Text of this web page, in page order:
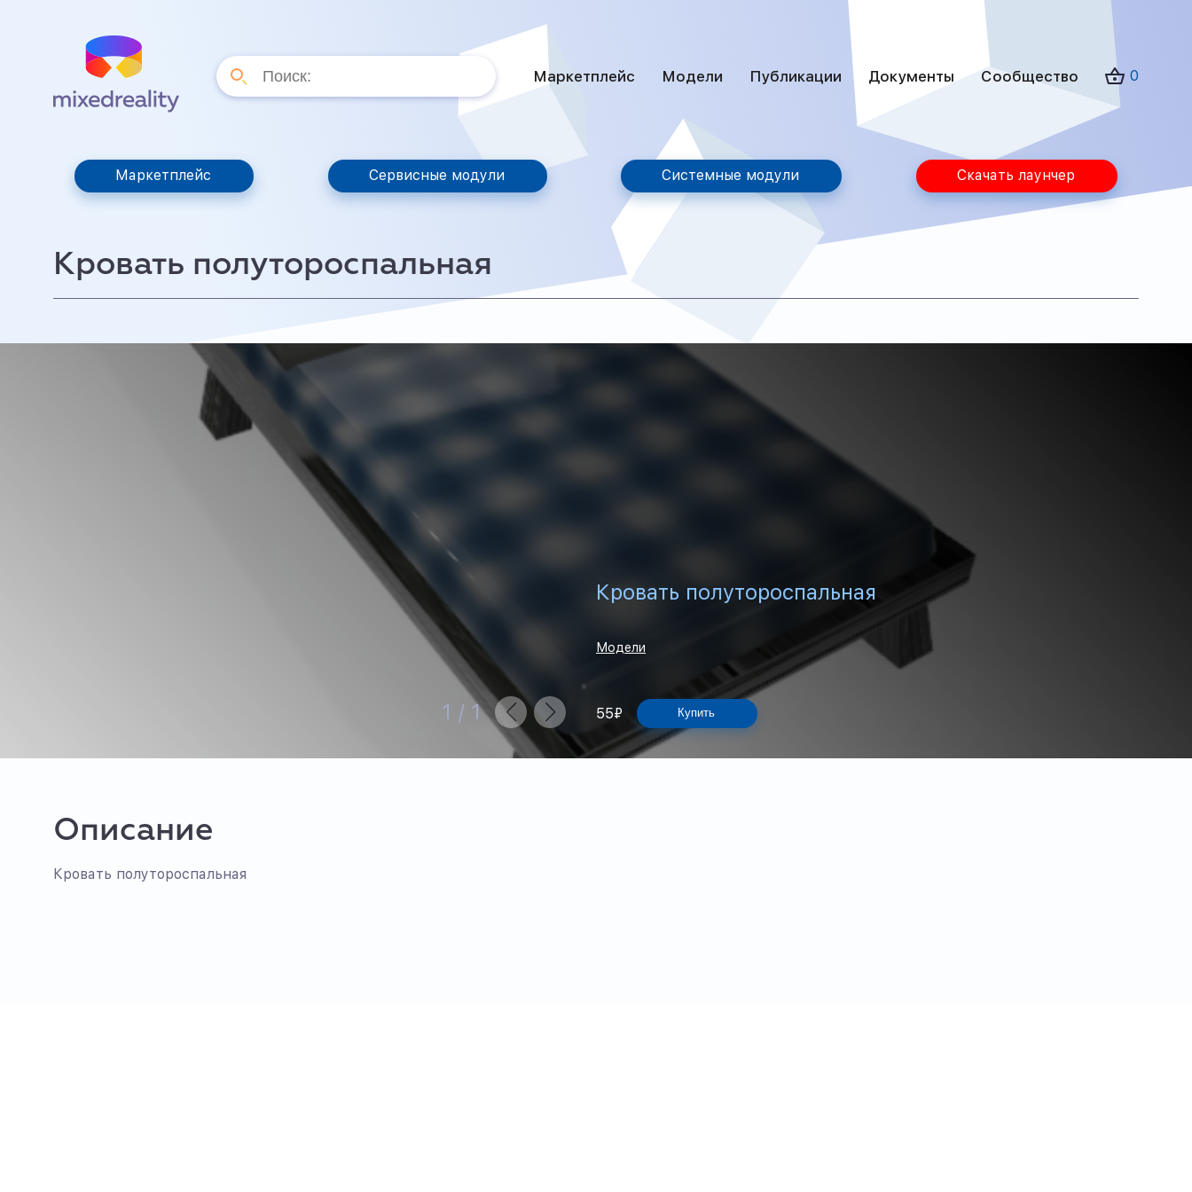
Маркетплейс Модели Публикации Документы Сообщество 0
Маркетплейс Сервисные модули Системные модули Скачать лаунчер
Кровать полутороспальная
1 / 1
Кровать полутороспальная
Модели
55₽ Купить
Описание
Кровать полутороспальная